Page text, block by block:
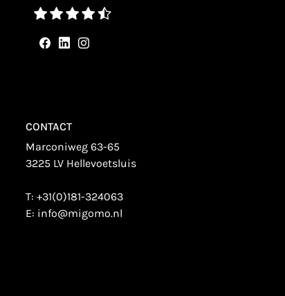
CONTACT
Marconiweg 63-65
3225 LV Hellevoetsluis
T:+31(0)181-324063
E: info@migomo.nl